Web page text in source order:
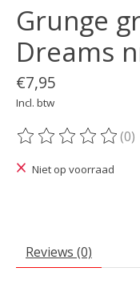
Grunge
Dreams
€7,95
Incl. btw
De beoordeling van
(0)
Niet op voorraad
Reviews (0)